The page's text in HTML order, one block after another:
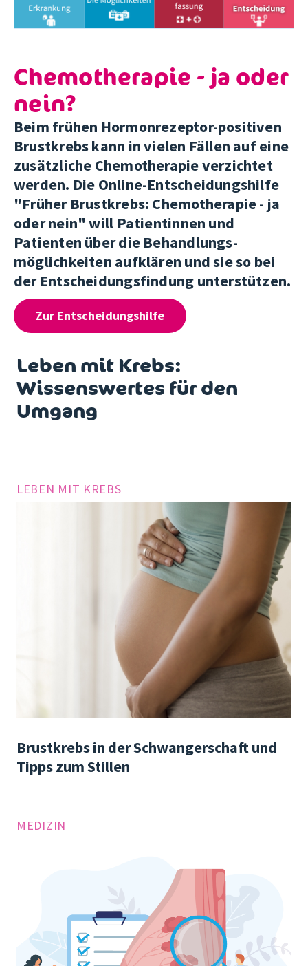
Chemotherapie - ja oder
nein?
Beim frühen Hormonrezeptor-positiven
Brustkrebs kann in vielen Fällen auf eine
zusätzliche Chemotherapie verzichtet
werden. Die Online-Entscheidungshilfe
"Früher Brustkrebs: Chemotherapie - ja
oder nein" will Patientinnen und
Patienten über die Behandlungs-
möglichkeiten aufklären und sie so bei
der Entscheidungsfindung unterstützen.
Zur Entscheidungshilfe
Leben mit Krebs:
Wissenswertes für den
Umgang
LEBEN MIT KREBS
Brustkrebs in der Schwangerschaft und
Tipps zum Stillen
MEDIZIN